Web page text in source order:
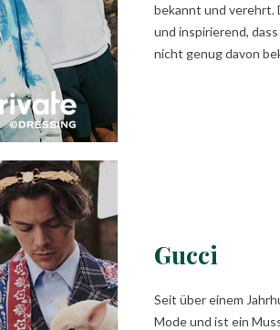
bekannt und verehrt.
und inspirierend,
nicht genug davon
Gucci
Seit über einem
Mode und ist ein